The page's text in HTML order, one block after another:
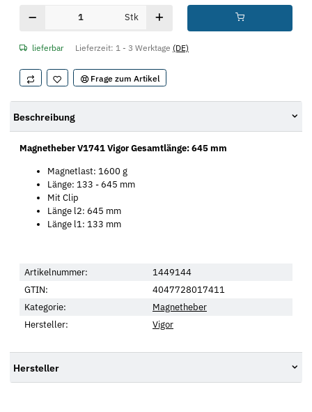
Stk
lieferbar Lieferzeit: 1 - 3 Werktage (DE)
Frage zum Artikel
Beschreibung
Magnetheber V1741 Vigor Gesamtlänge: 645 mm
Magnetlast: 1600 g
Länge: 133 - 645 mm
Mit Clip
Länge l2: 645 mm
Länge l1: 133 mm
Artikelnummer:
1449144
GTIN:
4047728017411
Kategorie:
Magnetheber
Hersteller:
Vigor
Hersteller